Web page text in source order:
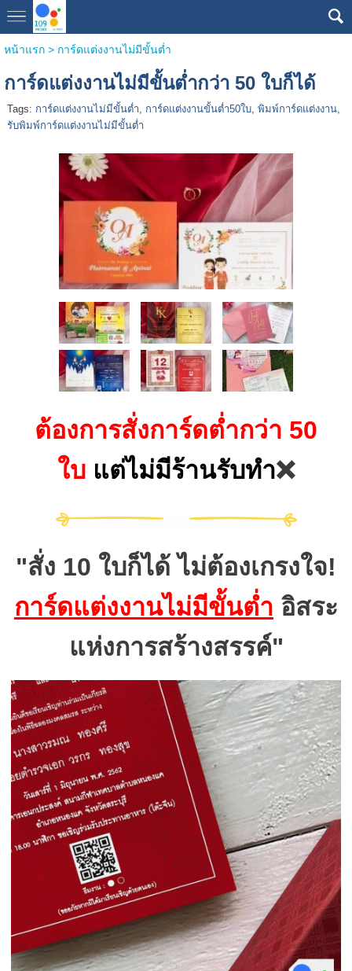
หน้าแรก> การ์ดแต่งงานไม่มีขั้นต่ำ
การ์ดแต่งงานไม่มีขั้นต่ำกว่า 50 ใบก็ได้
Tags: การ์ดแต่งงานไม่มีขั้นต่ำ, การ์ดแต่งงานขั้นต่ำ50ใบ, พิมพ์การ์ดแต่งงาน,
รับพิมพ์การ์ดแต่งงานไม่มีขั้นต่ำ
ต้องการสั่งการ์ดต่ำกว่า 50
ใบ แต่ไม่มีร้านรับทำ❌
"สั่ง 10 ใบก็ได้ ไม่ต้องเกรงใจ!
การ์ดแต่งงานไม่มีขั้นต่ำ อิสระ
แห่งการสร้างสรรค์"